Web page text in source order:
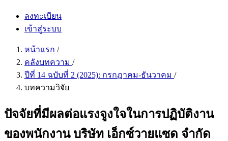
ลงทะเบียน
เข้าสู่ระบบ
หน้าแรก /
คลังบทความ /
ปีที่ 14 ฉบับที่ 2 (2025): กรกฎาคม-ธันวาคม /
บทความวิจัย
ปัจจัยที่มีผลต่อแรงจูงใจในการปฏิบัติงาน
ของพนักงาน บริษัท เอ็กซ์วายแซด จำกัด